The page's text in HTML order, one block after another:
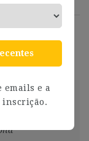
e a
inscrição.